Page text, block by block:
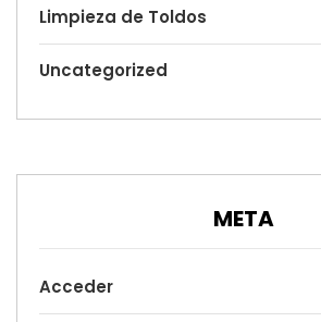
Limpieza de Toldos
Uncategorized
META
Acceder